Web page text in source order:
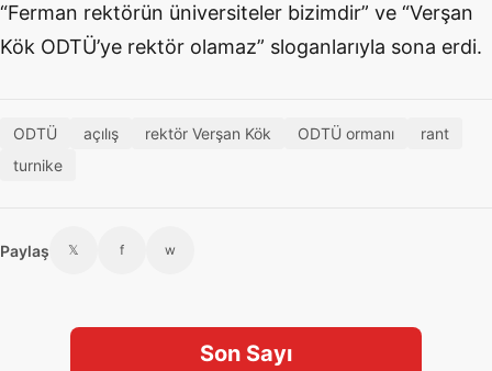
“Ferman rektörün üniversiteler bizimdir” ve “Verşan
Kök ODTÜ’ye rektör olamaz” sloganlarıyla sona erdi.
ODTÜ açılış rektör Verşan Kök ODTÜ ormanı
rant
turnike
Paylaş 𝕏 f w
Son Sayı